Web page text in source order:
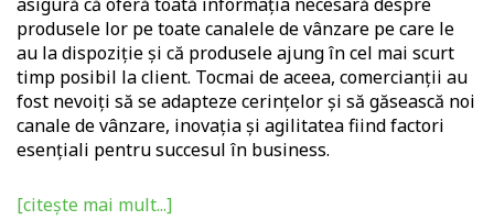
produsele lor pe toate canalele de vânzare pe care le
au la dispoziție și că produsele ajung în cel mai scurt
timp posibil la client. Tocmai de aceea, comercianții au
fost nevoiți să se adapteze cerințelor și să găsească noi
canale de vânzare, inovația și agilitatea fiind factori
esențiali pentru succesul în business.
[citește mai mult...]